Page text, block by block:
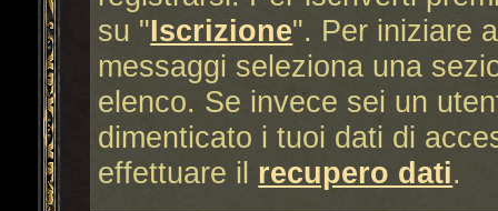
su "Iscrizione". Per iniziare
messaggi seleziona una
elenco. Se invece sei un
dimenticato i tuoi dati di
effettuare il recupero dati.